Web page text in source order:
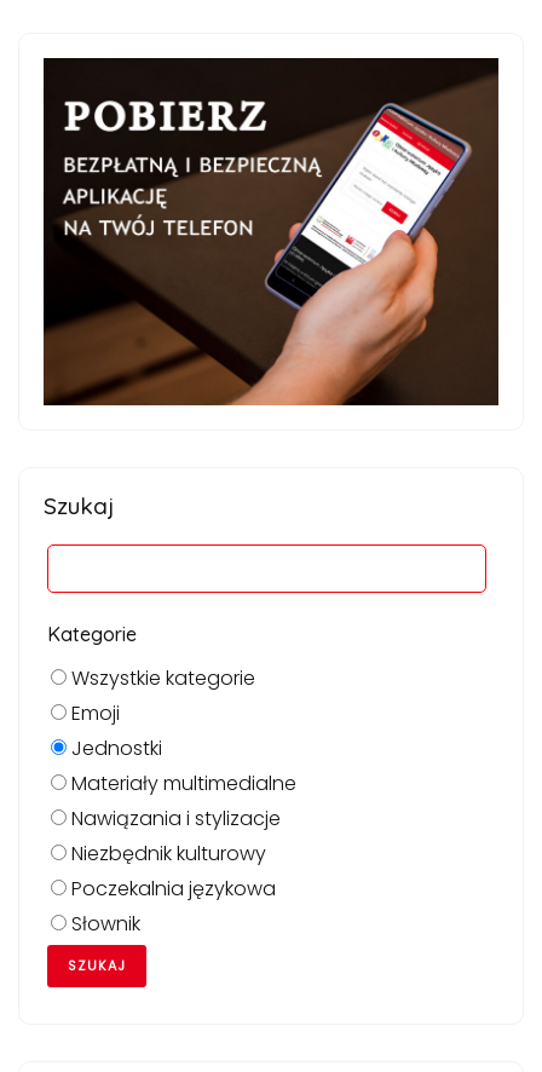
Szukaj
Kategorie
Wszystkie kategorie
Emoji
Jednostki
Materiały multimedialne
Nawiązania i stylizacje
Niezbędnik kulturowy
Poczekalnia językowa
Słownik